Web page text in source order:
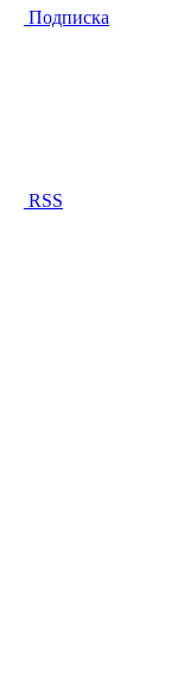
Подписка
RSS